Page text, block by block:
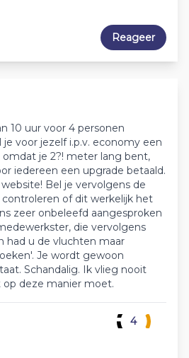
Reageer
10 uur voor 4 personen
je voor jezelf i.p.v. economy een
je 2?! meter lang bent,
iedereen een upgrade betaald.
Bel je vervolgens de
of dit werkelijk het
zeer onbeleefd aangesproken
die vervolgens
had u de vluchten maar
Je wordt gewoon
Schandalig. Ik vlieg nooit
deze manier moet.
4